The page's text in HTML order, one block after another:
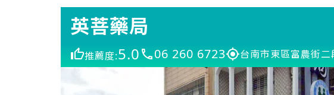
英菩藥局
推薦度:5.0 06 260 6723 台南市東區富農街